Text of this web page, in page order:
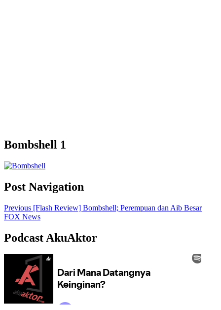
Bombshell 1
Post Navigation
Previous [Flash Review] Bombshell; Perempuan dan Aib Besar
FOX News
Podcast AkuAktor